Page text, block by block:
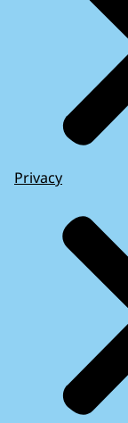
Privacy